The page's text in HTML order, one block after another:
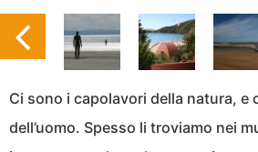
Ci sono i capolavori della natura, e
dell’uomo. Spesso li troviamo nei